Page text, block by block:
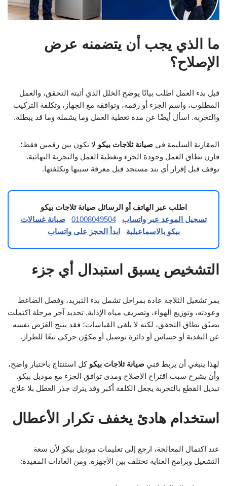
ما الذي يجب أن يتضمنه عرض
الإصلاح؟
قبل بدء العمل اطلب بيانًا يوضح الخلل الذي أثبته التحقق، والعمل
المطلوب، واسم الجزء أو رقمه، وتوافقه مع الجهاز، وتكلفة التركيب
والتجربة. اسأل أيضًا عن مدة تغطية العمل وما يشمله وما قد يبطله.
المقارنة السليمة في صيانة ثلاجات بيكو لا تكون بين رقمين فقط؛
قارن نطاق العمل وجودة الجزء وتغطية العمل والتجربة النهائية.
توقف قبل إقرار أي بند مستجد قبل معرفة سببها وتكلفتها.
اطلب عبر الهاتف أو الرسائل صيانة ثلاجات بيكو
تسجيل الموعد عبر واتساب
01008049504
صيانة غسالات
بيكو بالاسماعيلية
ابدأ الحجز على واتساب
التشخيص يسبق استبدال أي جزء
يمر تشغيل الثلاجة عادة بمراحل تشمل بدء التبريد، وفصل الضاغط
وعودته، وتوزيع الهواء، وتصريف مياه الإذابة. تحديد آخر مرحلة اكتملت
يضيّق نطاق التحقق، لكنه لا يلغي القياسات؛ فقد ينتج العَرَض نفسه
عن التغذية أو حساس أو دائرة توصيل أو مكوّن حركي تبعًا للطراز.
لهذا ينبغي أن يربط فني صيانة ثلاجات بيكو كل استنتاج باختبار واضح،
وأن يشرح سبب اقتراح الإصلاح ومدى توافق الجزء مع موديل بيكو.
تبديل القطع بالتجربة يجعل الكلفة أكبر وقد يترك جذر العطل بلا علاج.
استخدام هادئ يخفف تكرار الأعطال
عند اكتمال المعالجة، ارجع إلى تعليمات موديل بيكو لأن سعة
التشغيل وبرامج العناية تختلف بين الأجهزة. ومن العادات المفيدة: